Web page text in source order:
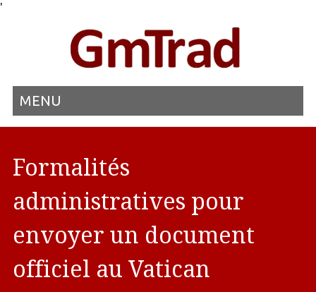
'
MENU
Formalités
administratives pour
envoyer un document
officiel au Vatican